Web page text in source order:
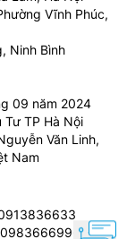
Vĩnh Phúc,
Ninh Bình
09 năm 2024
Tư TP Hà Nội
Văn Linh,
Nam
0983666996